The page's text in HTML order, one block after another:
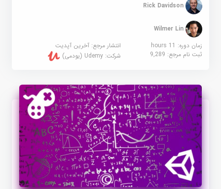
Rick Davidson
Wilmer Lin
زمان دوره: 11 hours
انتشار مرجع:آخرین آپدیت
ثبت نام مرجع:9,289 شرکت:Udemy (یودمی)